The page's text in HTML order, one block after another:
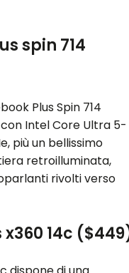
spin 714
Plus Spin 714
Intel Core Ultra 5-
più un bellissimo
retroilluminata,
rivolti verso
14c